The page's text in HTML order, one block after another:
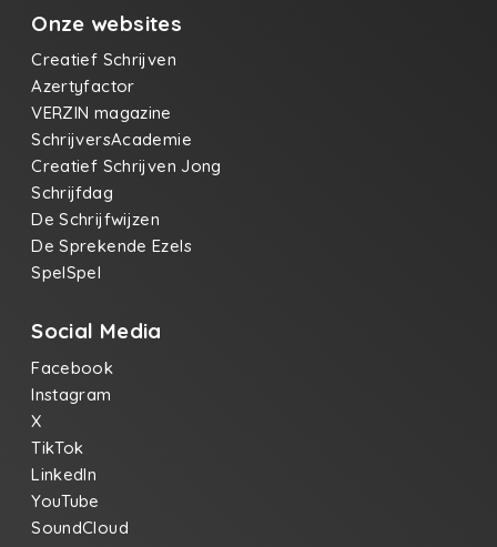
Onze websites
Creatief Schrijven
Azertyfactor
VERZIN magazine
SchrijversAcademie
Creatief Schrijven Jong
Schrijfdag
De Schrijfwijzen
De Sprekende Ezels
SpelSpel
Social Media
Facebook
Instagram
X
TikTok
LinkedIn
YouTube
SoundCloud